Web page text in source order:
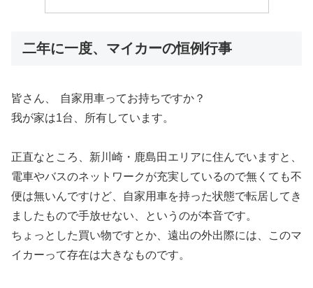
二年に一度、マイカーの恒例行事
皆さん、
自家用車ってお持ちですか？
我が家は1台、所有しています。
正直なところ、新川崎・鹿島田エリアに住んでいますと、
電車やバスのネットワークが充実しているので無くても不
便は無いんですけど、自家用車を持った状態で転居してき
ましたもので手放せない、というのが本音です。
ちょっとした買い物ですとか、遠出の外出際には、このマ
イカーって存在は大きなものです。